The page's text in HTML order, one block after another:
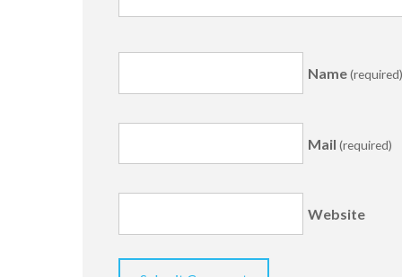
Name
Mail(required)
Website